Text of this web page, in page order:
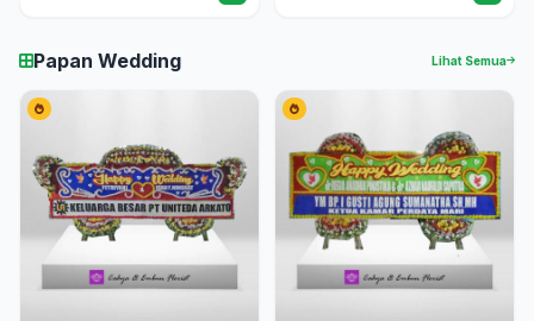
Papan Wedding Lihat Semua